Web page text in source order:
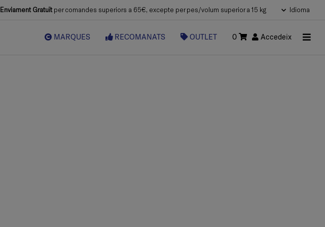
Enviament Gratuïtper comandes superiors a 65€, excepte per pes/volum superior a 15 kg Idioma
MARQUES RECOMANATS OUTLET 0 Accedeix